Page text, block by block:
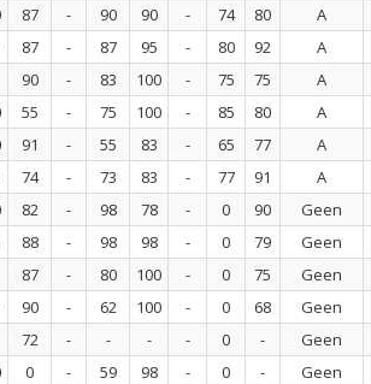
87 - 90 90 - 74 80 A
87 - 87 95 - 80 92 A
90 - 83 100 - 75 75 A
55 - 75 100 - 85 80 A
91 - 55 83 - 65 77 A
74 - 73 83 - 77 91 A
82 - 98 78 - 0 90 Geen
88 - 98 98 - 0 79 Geen
87 - 80 100 - 0 75 Geen
90 - 62 100 - 0 68 Geen
72 - - - - 0 - Geen
0 - 59 98 - 0 - Geen